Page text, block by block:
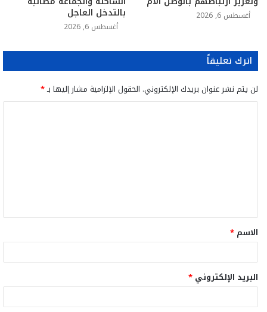
أغسطس 6, 2026 بالتدخل العاجل
أغسطس 6, 2026
اترك تعليقاً
لن يتم نشر عنوان بريدك الإلكتروني. الحقول الإلزامية مشار إليها بـ*
ق
*
الاسم *
البريد الإلكتروني *